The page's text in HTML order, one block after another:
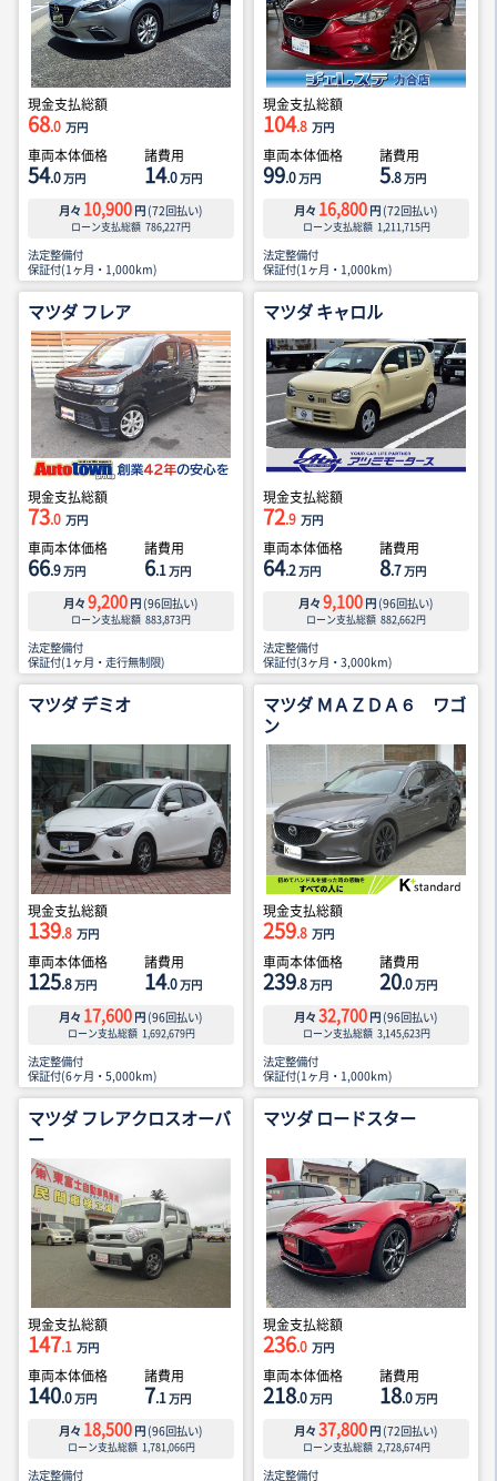
現金支払総額
68.0 万円
車両本体価格
54.0万円
諸費用
14.0万円
月々 10,900 円 (72回払い)
ローン支払総額 786,227円
法定整備付
保証付(1ヶ月・1,000km)
現金支払総額
104.8 万円
車両本体価格
99.0万円
諸費用
5.8万円
月々 16,800 円 (72回払い)
ローン支払総額 1,211,715円
法定整備付
保証付(1ヶ月・1,000km)
マツダ フレア
現金支払総額
73.0 万円
車両本体価格
66.9万円
諸費用
6.1万円
月々 9,200 円 (96回払い)
ローン支払総額 883,873円
法定整備付
保証付(1ヶ月・走行無制限)
マツダ キャロル
現金支払総額
72.9 万円
車両本体価格
64.2万円
諸費用
8.7万円
月々 9,100 円 (96回払い)
ローン支払総額 882,662円
法定整備付
保証付(3ヶ月・3,000km)
マツダ デミオ
現金支払総額
139.8 万円
車両本体価格
125.8万円
諸費用
14.0万円
月々 17,600 円 (96回払い)
ローン支払総額 1,692,679円
法定整備付
保証付(6ヶ月・5,000km)
マツダ ＭＡＺＤＡ６ ワゴ
ン
現金支払総額
259.8 万円
車両本体価格
239.8万円
諸費用
20.0万円
月々 32,700 円 (96回払い)
ローン支払総額 3,145,623円
法定整備付
保証付(1ヶ月・1,000km)
マツダ フレアクロスオーバ
ー
現金支払総額
147.1 万円
車両本体価格
140.0万円
諸費用
7.1万円
月々 18,500 円 (96回払い)
ローン支払総額 1,781,066円
法定整備付
マツダ ロードスター
現金支払総額
236.0 万円
車両本体価格
218.0万円
諸費用
18.0万円
月々 37,800 円 (72回払い)
ローン支払総額 2,728,674円
法定整備付